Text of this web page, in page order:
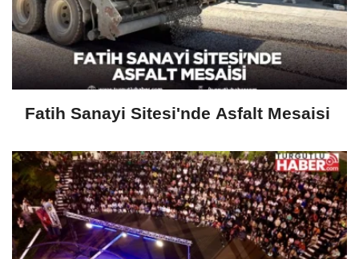
Fatih Sanayi Sitesi'nde Asfalt Mesaisi